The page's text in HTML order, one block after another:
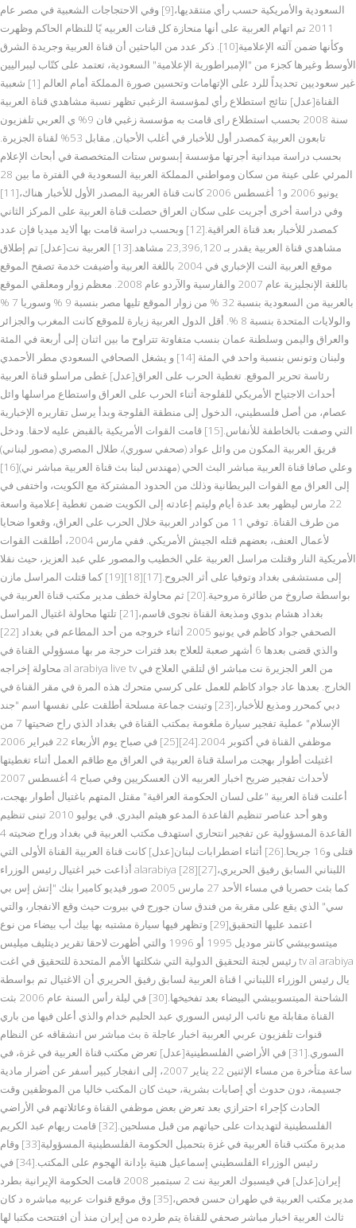
السعودية والأمريكية حسب رأي منتقديها،[9] وفي الاحتجاجات الشعبية في مصر عام
2011 تم اتهام العربية على أنها منحازة كل قنات العربيه يًا للنظام الحاكم وظهرت
وكأنها ضمن آلته الإعلامية[10]. ذكر عدد من الباحثين أن قناة العربية وجريدة الشرق
الأوسط وغيرها كجزء من "الإمبراطورية الإعلامية" السعودية، تعتمد على كتّاب ليبراليين
غير سعوديين تحديداً للرد على الإتهامات وتحسين صورة المملكة أمام العالم [1] شعبية
القناة[عدل] نتائج استطلاع رأي لمؤسسة الزغبي تظهر نسبة مشاهدي قناة العربية
سنة 2008 بحسب استطلاع راى قامت به مؤسسة زغبي فان 9% ي العربي تلفزيون
تابعون العربية كمصدر أول للأخبار في أغلب الأحيان, مقابل 53% لقناة الجزيرة.
بحسب دراسة ميدانية أجرتها مؤسسة إبسوس ستات المتخصصة في أبحاث الإعلام
المرئي على عينة من سكان ومواطني المملكة العربية السعودية في الفترة ما بين 28
يونيو 2006 و1 أغسطس 2006 كانت قناة العربية المصدر الأول للأخبار هناك،[11]
وفي دراسة أخرى أجريت على سكان العراق حصلت قناة العربية على المركز الثاني
كمصدر للأخبار بعد قناة العراقية.[12] وبحسب دراسة قامت بها ألايد ميديا فإن عدد
مشاهدي قناة العربية يقدر بـ 23,396,120 مشاهد.[13] العربية نت[عدل] تم إطلاق
موقع العربية النت الإخباري في 2004 باللغة العربية وأضيفت خدمة تصفح الموقع
باللغة الإنجليزية عام 2007 والفارسية والآردو عام 2008. معظم زوار ومعلقي الموقع
بالعربية من السعودية بنسبة 32 % من زوار الموقع تليها مصر بنسبة 9 % وسوريا 7 %
والولايات المتحدة بنسبة 8 %. أقل الدول العربية زيارة للموقع كانت المغرب والجزائر
والعراق واليمن وسلطنة عمان بنسب متفاوتة تتراوح ما بين اثنان إلى أربعة في المئة
ولبنان وتونس بنسبة واحد في المئة [14] و يشغل الصحافي السعودي مطر الأحمدي
رئاسة تحرير الموقع. تغطية الحرب على العراق[عدل] غطى مراسلو قناة العربية
أحداث الاجتياح الأمريكي للفلوجة أثناء الحرب على العراق واستطاع مراسلها وائل
عصام، من أصل فلسطيني، الدخول إلى منطقة الفلوجة وبدأ يرسل تقاريره الإخبارية
التي وصفت بالخاطفة للأنفاس.[15] قامت القوات الأمريكية بالقبض عليه لاحقا. ودخل
فريق العربية المكون من وائل عواد (صحفي سوري)، طلال المصري (مصور لبناني)
وعلي صافا قناة العربية مباشر البث الحي (مهندس لبنا بث قناة العربية مباشر ني)[16]
إلى العراق مع القوات البريطانية وذلك من الحدود المشتركة مع الكويت، واختفى في
22 مارس ليظهر بعد عدة أيام وليتم إعادته إلى الكويت ضمن تغطية إعلامية واسعة
من طرف القناة. توفي 11 من كوادر العربية خلال الحرب على العراق، وقعوا ضحايا
لأعمال العنف، بعضهم قتله الجيش الأمريكي. ففي مارس 2004، أطلقت القوات
الأمريكية النار وقتلت مراسل العربية علي الخطيب والمصور علي عبد العزيز، حيث نقلا
إلى مستشفى بغداد وتوفيا على أثر الجروح.[17][18][19] كما قتلت المراسل مازن
بواسطة صاروخ من طائرة مروحية.[20] ثم محاولة خطف مدير مكتب قناة العربية في
بغداد هشام بدوي ومذيعة القناة نجوى قاسم،[21] تلتها محاولة اغتيال المراسل
الصحفي جواد كاظم في يونيو 2005 أثناء خروجه من أحد المطاعم في بغداد [22]
والذي قضى بعدها 6 أشهر صعبة للعلاج بعد فترات حرجة مر بها مسؤولي القناة في
محاولة إخراجه al arabiya live tv من العر الجزيرة نت مباشر اق لتلقي العلاج في
الخارج. بعدها عاد جواد كاظم للعمل على كرسي متحرك هذه المرة في مقر القناة في
دبي كمحرر ومذيع للأخبار،[23] وتبنت جماعة مسلحة أطلقت على نفسها اسم "جند
الإسلام" عملية تفجير سيارة ملغومة بمكتب القناة في بغداد الذي راح ضحيتها 7 من
موظفي القناة في أكتوبر 2004.[24][25] في صباح يوم الأربعاء 22 فبراير 2006
اغتيلت أطوار بهجت مراسلة قناة العربية في العراق مع طاقم العمل أثناء تغطيتها
لأحداث تفجير ضريح اخبار العربيه الان العسكريين وفي صباح 4 أغسطس 2007
أعلنت قناة العربية "على لسان الحكومة العراقية" مقتل المتهم باغتيال أطوار بهجت،
وهو أحد عناصر تنظيم القاعدة المدعو هيثم البدري. في يوليو 2010 تبنى تنظيم
القاعدة المسؤولية عن تفجير انتحاري استهدف مكتب العربية في بغداد وراح ضحيته 4
قتلى و16 جريحا.[26] أثناء اضطرابات لبنان[عدل] كانت قناة العربية القناة الأولى التي
أذاعت خبر اغتيال رئيس الوزراء alarabiya اللبناني السابق رفيق الحريري،[27][28]
كما بثت حصريا في مساء الأحد 27 مارس 2005 صور فيديو كاميرا بنك "إتش إس بي
سي" الذي يقع على مقربة من فندق سان جورج في بيروت حيث وقع الانفجار، والتي
اعتمد عليها التحقيق[29] وتظهر فيها سيارة مشتبه بها بيك أب بيضاء من نوع
ميتسوبيشي كانتر موديل 1995 أو 1996 والتي أظهرت لاحقا تقرير ديتليف ميليس
رئيس لجنة التحقيق الدولية التي شكلتها الأمم المتحدة للتحقيق في اغت tv al arabiya
يال رئيس الوزراء اللبناني ا قناة العربية لسابق رفيق الحريري أن الاغتيال تم بواسطة
الشاحنة الميتسوبيشي البيضاء بعد تفخيخها.[30] في ليلة رأس السنة عام 2006 بثت
القناة مقابلة مع نائب الرئيس السوري عبد الحليم خدام والذي أعلن فيها من باري
قنوات تلفزيون عربي العربية اخبار عاجلة ة بث مباشر س انشقاقه عن النظام
السوري.[31] في الأراضي الفلسطينية[عدل] تعرض مكتب قناة العربية في غزة، في
ساعة متأخرة من مساء الإثنين 22 يناير 2007، إلى انفجار كبير أسفر عن أضرار مادية
جسيمة، دون حدوث أي إصابات بشرية، حيث كان المكتب خاليا من الموظفين وقت
الحادث كإجراء احترازي بعد تعرض بعض موظفي القناة وعائلاتهم في الأراضي
الفلسطينية لتهديدات على حياتهم من قبل مسلحين.[32] قامت ريهام عبد الكريم
مديرة مكتب قناة العربية في غزة بتحميل الحكومة الفلسطينية المسؤولية[33] وقام
رئيس الوزراء الفلسطيني إسماعيل هنية بإدانة الهجوم على المكتب.[34] في
إيران[عدل] في فيسبوك العربية نت 2 سبتمبر 2008 قامت الحكومة الإيرانية بطرد
مدير مكتب العربية في طهران حسن فحص،[35] وق موقع قنوات عربيه مباشره د كان
ثالث العربية اخبار مباشر صحفي للقناة يتم طرده من إيران منذ أن افتتحت مكتبا لها